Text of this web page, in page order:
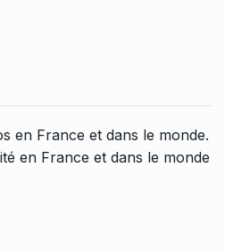
en France et dans le monde.
en France et dans le monde